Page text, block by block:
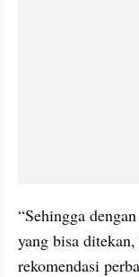
“Sehingga
yang bisa
rekomendasi